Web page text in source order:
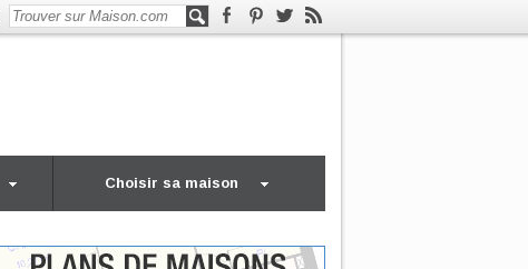
Choisir sa maison